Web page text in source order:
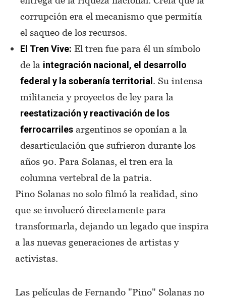
corrupción era el mecanismo que permitía
el saqueo de los recursos.
El Tren Vive: El tren fue para él un símbolo
de la integración nacional, el desarrollo
federal y la soberanía territorial . Su intensa
militancia y proyectos de ley para la
reestatización y reactivación de los
ferrocarriles argentinos se oponían a la
desarticulación que sufrieron durante los
años 90. Para Solanas, el tren era la
columna vertebral de la patria.
Pino Solanas no solo filmó la realidad, sino
que se involucró directamente para
transformarla, dejando un legado que inspira
a las nuevas generaciones de artistas y
activistas.
Las películas de Fernando "Pino" Solanas no